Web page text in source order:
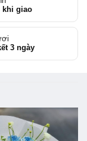
khi giao
3 ngày